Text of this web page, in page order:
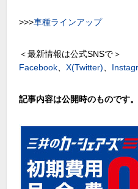
>>>車種ラインアップ
＜最新情報は公式SNSで＞
Facebook、X(Twitter)、
記事内容は公開時のものです